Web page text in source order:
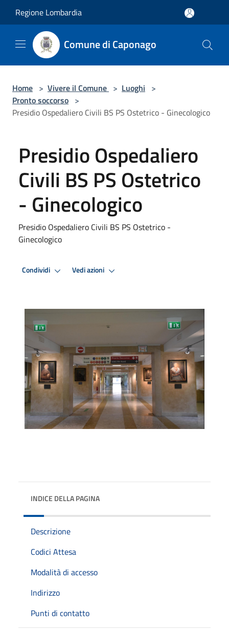
Regione Lombardia
Comune di Caponago
Home > Vivere il Comune > Luoghi >
Pronto soccorso >
Presidio Ospedaliero Civili BS PS Ostetrico - Ginecologico
Presidio Ospedaliero
Civili BS PS Ostetrico
- Ginecologico
Presidio Ospedaliero Civili BS PS Ostetrico -
Ginecologico
Condividi Vedi azioni
INDICE DELLA PAGINA
Descrizione
Codici Attesa
Modalità di accesso
Indirizzo
Punti di contatto